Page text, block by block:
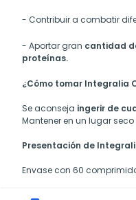
- Contribuir a combatir
- Aportar gran cantidad
proteínas.
¿Cómo tomar Integralia
Se aconseja ingerir de
Mantener en un lugar seco
Presentación de
Envase con 60